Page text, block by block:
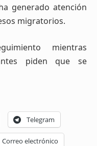
generado atención
migratorios.
mientras
piden que se
Telegram
Correo electrónico